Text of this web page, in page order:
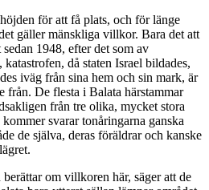
för att få plats, och för länge
gäller mänskliga villkor. Bara det att
1948, efter det som av
då staten Israel bildades,
iväg från sina hem och sin mark, är
från. De flesta i Balata härstammar
från tre olika, mycket stora
svarar tonåringarna ganska
de själva, deras föräldrar och kanske
om villkoren här, säger att de